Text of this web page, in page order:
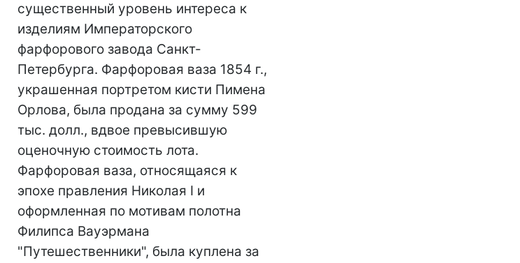
существенный уровень интереса к
изделиям Императорского
фарфорового завода Санкт-
Петербурга. Фарфоровая ваза 1854 г.,
украшенная портретом кисти Пимена
Орлова, была продана за сумму 599
тыс. долл., вдвое превысившую
оценочную стоимость лота.
Фарфоровая ваза, относящаяся к
эпохе правления Николая I и
оформленная по мотивам полотна
Филипса Вауэрмана
"Путешественники", была куплена за